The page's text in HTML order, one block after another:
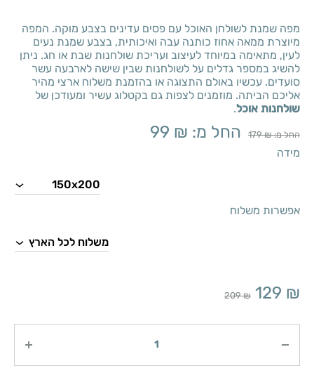
מפה שמנת לשולחן האוכל עם פסים עדינים בצבע מוקה. המפה
מיוצרת ממאה אחוז כותנה עבה ואיכותית, בצבע שמנת נעים
לעין, מתאימה במיוחד לעיצוב ועריכת שולחנות שבת או חג. ניתן
להשיג במספר גדלים על לשולחנות שבין שישה לארבעה עשר
סועדים. עכשיו באולם התצוגה או בהזמנת משלוח ארצי מהיר
אליכם הביתה. מוזמנים לצפות גם בקטלוג עשיר ומעודכן של
שולחנות אוכל.
החל מ: 179₪ החל מ: 99 ₪
מידה
אפשרות משלוח
129 ₪
209₪